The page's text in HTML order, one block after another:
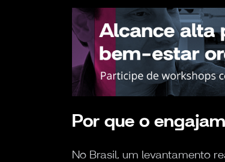
Por que o
No Brasil, um levantamento